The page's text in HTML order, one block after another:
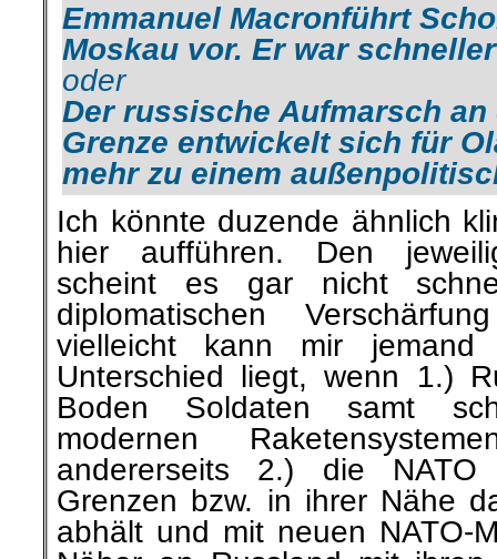
Emmanuel Macronführt
Moskau vor. Er war
oder
Der russische Aufmarsch
Grenze entwickelt sich für
mehr zu einem
Ich könnte duzende ähnlich
hier aufführen. Den
scheint es gar nicht
diplomatischen
vielleicht kann mir jemand
Unterschied liegt, wenn 1.)
Boden Soldaten samt
modernen
andererseits 2.) die
Grenzen bzw. in ihrer Nähe
abhält und mit neuen NATO-